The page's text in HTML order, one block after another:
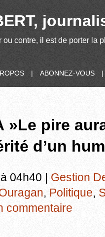
ou contre, il est de porter
| ABONNEZ-VOUS |
»Le pire
d’un
04h40 | Gestion
, Politique,
commentaire